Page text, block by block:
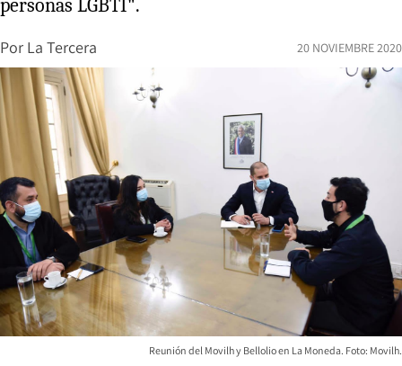
personas LGBTI".
Por La Tercera 20 NOVIEMBRE 2020
Reunión del Movilh y Bellolio en La Moneda. Foto: Movilh.